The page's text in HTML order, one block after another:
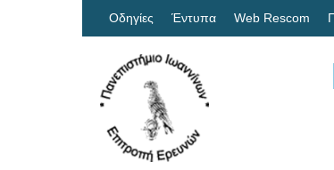
Οδηγίες Έντυπα Web Rescom